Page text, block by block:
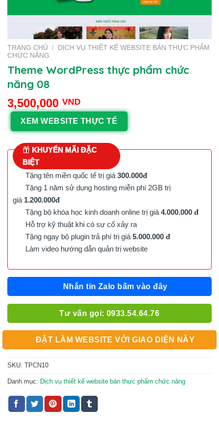
TRANG CHỦ /
DỊCH VỤ THIẾT KẾ WEBSITE BÁN THỰC PHẨM
CHỨC NĂNG
Theme WordPress thực phẩm chức
năng 08
3,500,000 VND
XEM WEBSITE THỰC TẾ
KHUYẾN MÃI ĐẶC
BIỆT
Tặng tên miền quốc tế trị giá 300.000đ
Tặng 1 năm sử dụng hosting miễn phí 2GB trị
giá 1.200.000đ
Tặng bộ khóa học kinh doanh online trị giá 4.000.000 đ
Hỗ trợ kỹ thuật khi có sự cố xảy ra
Tặng ngay bộ plugin trả phí trị giá 5.000.000 đ
Làm video hướng dẫn quản trị website
Nhắn tin Zalo bấm vào đây
Tư vấn gọi: 0933.54.64.76
ĐẶT LÀM WEBSITE VỚI GIAO DIỆN NÀY
SKU: TPCN10
Danh mục: Dịch vụ thiết kế website bán thực phẩm chức năng